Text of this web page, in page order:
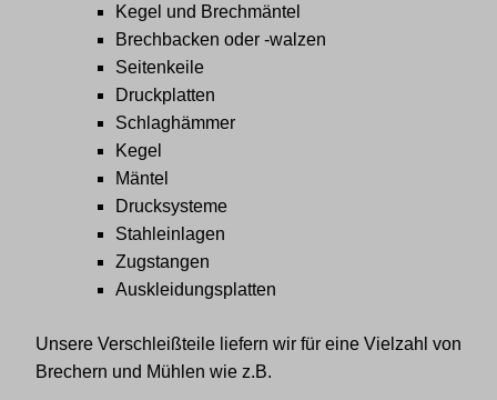
Kegel und Brechmäntel
Brechbacken oder -walzen
Seitenkeile
Druckplatten
Schlaghämmer
Kegel
Mäntel
Drucksysteme
Stahleinlagen
Zugstangen
Auskleidungsplatten
Unsere Verschleißteile liefern wir für eine Vielzahl von
Brechern und Mühlen wie z.B.